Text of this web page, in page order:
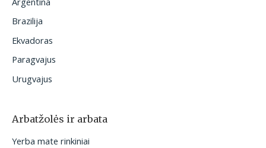
Brazilija
Ekvadoras
Paragvajus
Urugvajus
Arbatžolės ir arbata
Yerba mate rinkiniai